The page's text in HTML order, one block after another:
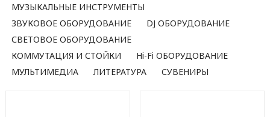
МУЗЫКАЛЬНЫЕ ИНСТРУМЕНТЫ
ЗВУКОВОЕ ОБОРУДОВАНИЕ
DJ ОБОРУДОВАНИЕ
СВЕТОВОЕ ОБОРУДОВАНИЕ
КОММУТАЦИЯ И СТОЙКИ
Hi-Fi ОБОРУДОВАНИЕ
МУЛЬТИМЕДИА
ЛИТЕРАТУРА СУВЕНИРЫ